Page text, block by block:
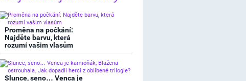
Proměna na počkání:
Najděte barvu, která
rozumí vašim vlasům
Slunce, seno… Venca je